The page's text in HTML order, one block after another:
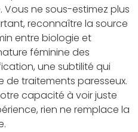
ne sous-estimez plus
reconnaître la source
entre biologie et
féminine des
une subtilité qui
traitements paresseux.
capacité à voir juste
rien ne remplace la